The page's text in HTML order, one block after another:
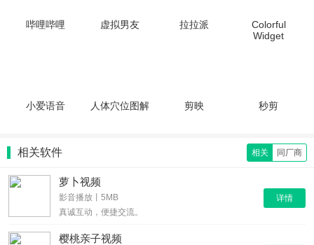
哔哩哔哩 虚拟男友 拉拉派
Colorful
Widget
小爱语音 人体穴位图解 剪映 秒剪
相关软件 相关 同厂商
详情
萝卜视频
影音播放丨5MB
真诚互动，便捷交流。
樱桃亲子视频